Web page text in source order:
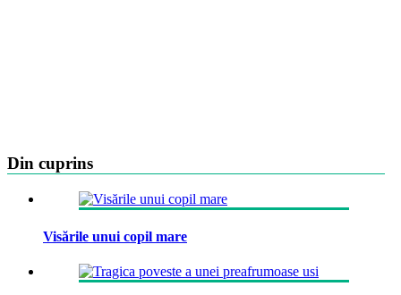
Din cuprins
Visările unui copil mare